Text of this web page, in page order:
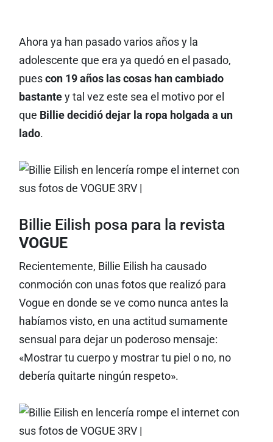
Ahora ya han pasado varios años y la
adolescente que era ya quedó en el pasado,
pues con 19 años las cosas han cambiado
bastantey tal vez este sea el motivo por el
que Billie decidió dejar la ropa holgada a un
lado.
Billie Eilish posa para la revista
VOGUE
Recientemente, Billie Eilish ha causado
conmoción con unas fotos que realizó para
Vogue en donde se ve como nunca antes la
habíamos visto, en una actitud sumamente
sensual para dejar un poderoso mensaje:
«Mostrar tu cuerpo y mostrar tu piel o no, no
debería quitarte ningún respeto».